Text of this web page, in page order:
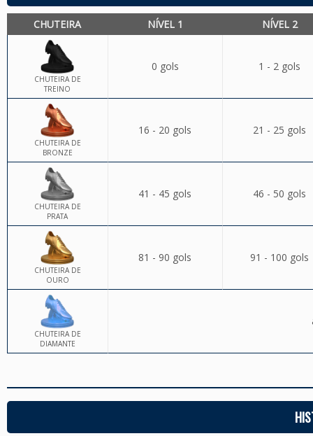
CHUTEIRA NÍVEL 1 NÍVEL 2
CHUTEIRA DE
TREINO
0 gols 1 - 2 gols
CHUTEIRA DE
BRONZE
16 - 20 gols 21 - 25 gols
CHUTEIRA DE
PRATA
41 - 45 gols 46 - 50 gols
CHUTEIRA DE
OURO
81 - 90 gols 91 - 100 gols
CHUTEIRA DE
DIAMANTE